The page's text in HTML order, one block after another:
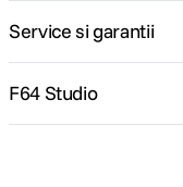
Service si garantii
F64 Studio